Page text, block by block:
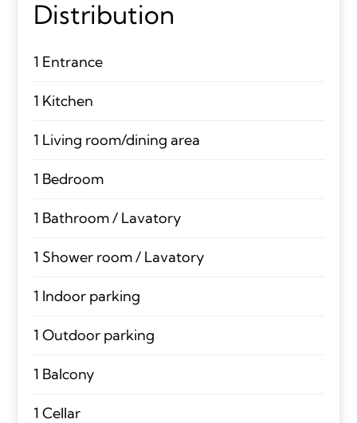
Distribution
1 Entrance
1 Kitchen
1 Living room/dining area
1 Bedroom
1 Bathroom / Lavatory
1 Shower room / Lavatory
1 Indoor parking
1 Outdoor parking
1 Balcony
1 Cellar